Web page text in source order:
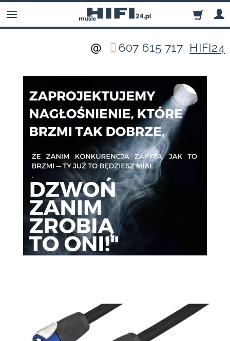
607 615 717 HIFI24